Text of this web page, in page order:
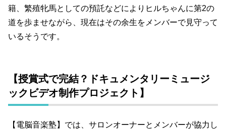
籍、繁殖牝馬としての預託などによりヒルちゃんに第2の
道を歩ませながら、現在はその余生をメンバーで見守って
いるそうです。
【授賞式で完結？ドキュメンタリーミュージ
ックビデオ制作プロジェクト】
【電脳音楽塾】では、サロンオーナーとメンバーが協力し